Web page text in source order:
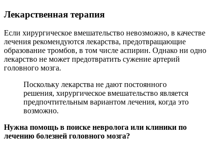
Лекарственная терапия
Если хирургическое вмешательство невозможно, в качестве
лечения рекомендуются лекарства, предотвращающие
образование тромбов, в том числе аспирин. Однако ни одно
лекарство не может предотвратить сужение артерий
головного мозга.
Поскольку лекарства не дают постоянного
решения, хирургическое вмешательство является
предпочтительным вариантом лечения, когда это
возможно.
Нужна помощь в поиске невролога или клиники по
лечению болезней головного мозга?